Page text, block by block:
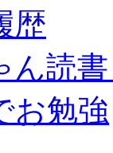
歴
ん読
お勉強